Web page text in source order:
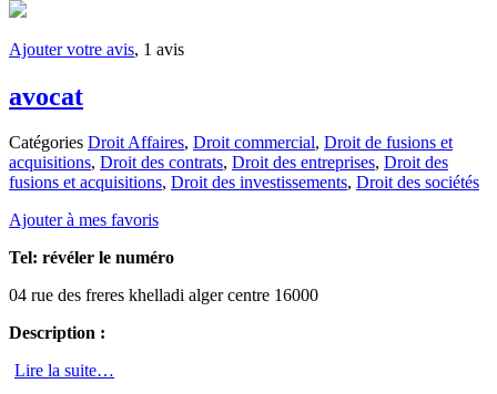
Ajouter votre avis, 1 avis
avocat
Catégories Droit Affaires, Droit commercial, Droit de fusions et
acquisitions, Droit des contrats, Droit des entreprises, Droit des
fusions et acquisitions, Droit des investissements, Droit des sociétés
Ajouter à mes favoris
Tel: révéler le numéro
04 rue des freres khelladi alger centre 16000
Description :
Lire la suite…